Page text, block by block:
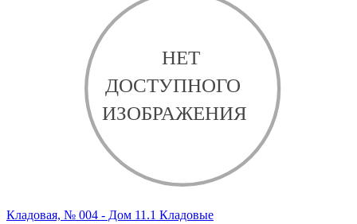
Кладовая, № 004 - Дом 11.1 Кладовые